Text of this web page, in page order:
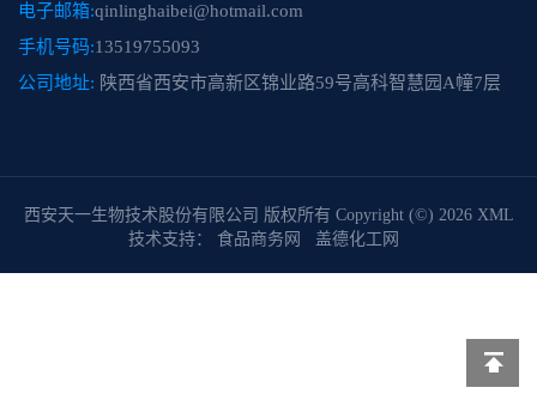
电子邮箱:qinlinghaibei@hotmail.com
手机号码:13519755093
公司地址: 陕西省西安市高新区锦业路59号高科智慧园A幢7层
西安天一生物技术股份有限公司 版权所有 Copyright (©) 2026 XML
技术支持： 食品商务网 盖德化工网